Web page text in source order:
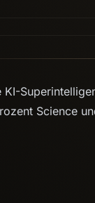
KI-
Science